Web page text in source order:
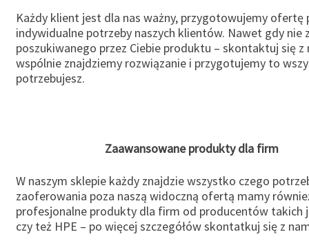
Każdy klient jest dla nas ważny, przygotowujemy ofertę
indywidualne potrzeby naszych klientów. Nawet gdy nie
poszukiwanego przez Ciebie produktu – skontaktuj się z
wspólnie znajdziemy rozwiązanie i przygotujemy to
potrzebujesz.
Zaawansowane produkty dla firm
W naszym sklepie każdy znajdzie wszystko czego
zaoferowania poza naszą widoczną ofertą mamy
profesjonalne produkty dla firm od producentów takich
czy też HPE – po więcej szczegółów skontatkuj się z